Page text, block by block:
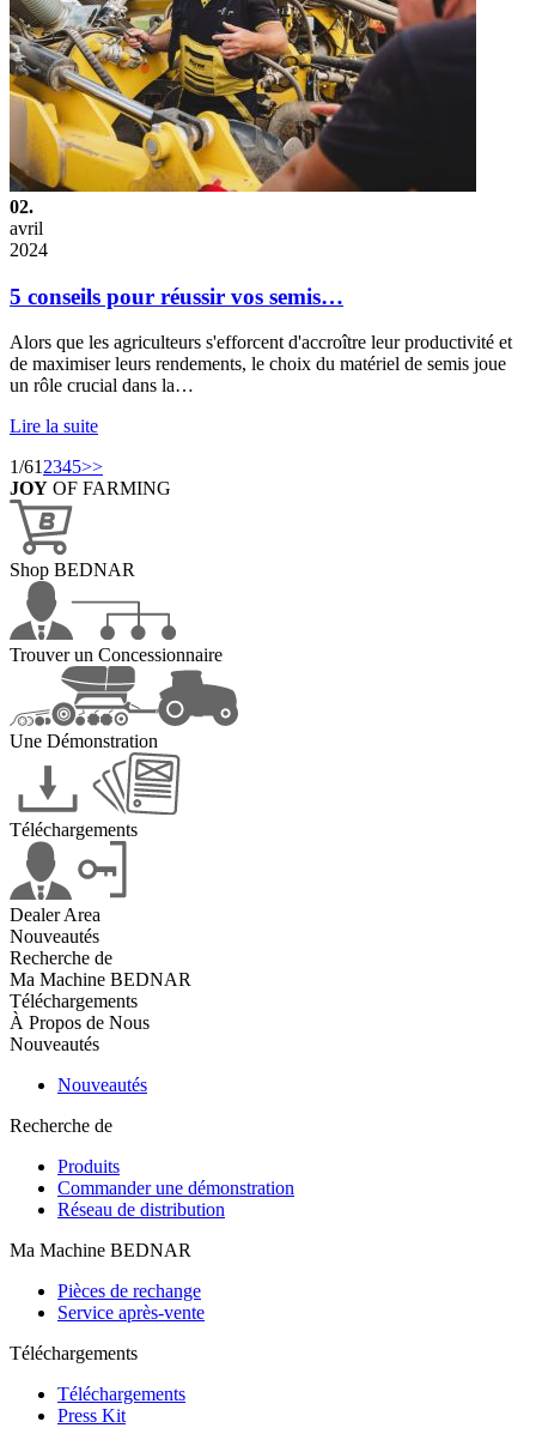
02.
avril
2024
5 conseils pour réussir vos semis…
Alors que les agriculteurs s'efforcent d'accroître leur productivité et
de maximiser leurs rendements, le choix du matériel de semis joue
un rôle crucial dans la…
Lire la suite
1/612345>>
JOY OF FARMING
Shop BEDNAR
Trouver un Concessionnaire
Une Démonstration
Téléchargements
Dealer Area
Nouveautés
Recherche de
Ma Machine BEDNAR
Téléchargements
À Propos de Nous
Nouveautés
Nouveautés
Recherche de
Produits
Commander une démonstration
Réseau de distribution
Ma Machine BEDNAR
Pièces de rechange
Service après-vente
Téléchargements
Téléchargements
Press Kit